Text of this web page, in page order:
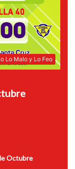
Lo Malo y Lo Feo
Octubre